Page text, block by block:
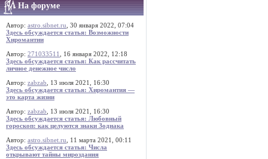
На форуме
Автор: astro.sibnet.ru , 30 января 2022, 07:04
Здесь обсуждается статья: Возможности
Хиромантии
Автор: 271033511
, 16 января 2022, 12:18
Здесь обсуждается статья: Как рассчитать
личное денежное число
Автор: zabzab , 13 июля 2021, 16:30
Здесь обсуждается статья: Хиромантия —
это карта жизни
Автор: zabzab , 13 июля 2021, 16:30
Здесь обсуждается статья: Любовный
гороскоп: как целуются знаки Зодиака
Автор: astro.sibnet.ru , 11 марта 2021, 00:11
Здесь обсуждается статья: Числа
открывают тайны мироздания